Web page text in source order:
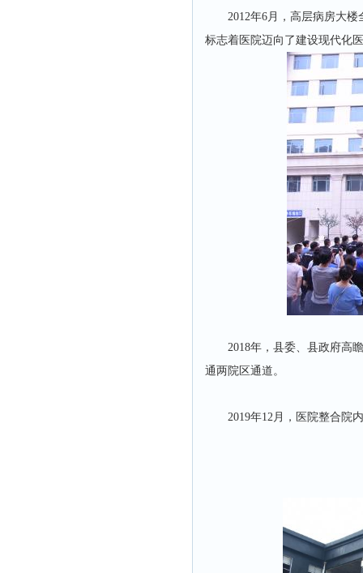
2012年6月，高层病房大
标志着医院迈向了建设现代化
2018年，县委、县政府高
通两院区通道。
2019年12月，医院整合院